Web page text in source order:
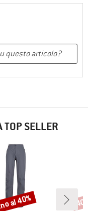
TOP SELLER
al 40%